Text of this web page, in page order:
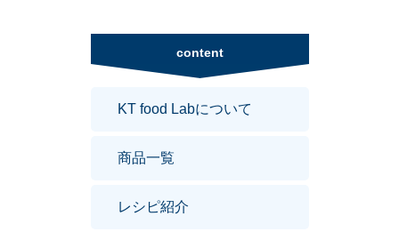
content
KT food Labについて
商品一覧
レシピ紹介